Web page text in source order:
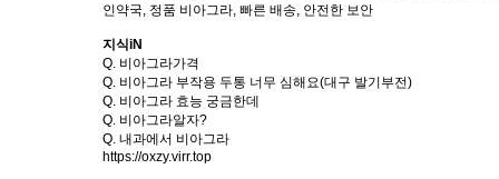
인약국, 정품 비아그라, 빠른 배송, 안전한 보안
지식iN
Q. 비아그라가격
Q. 비아그라 부작용 두통 너무 심해요(대구 발기부전)
Q. 비아그라 효능 궁금한데
Q. 비아그라알자?
Q. 내과에서 비아그라
https://oxzy.virr.top